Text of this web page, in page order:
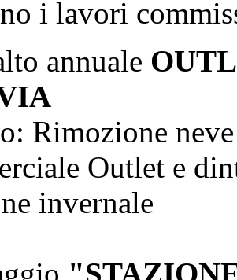
i lavori
annuale
Rimozione
Outlet e
invernale